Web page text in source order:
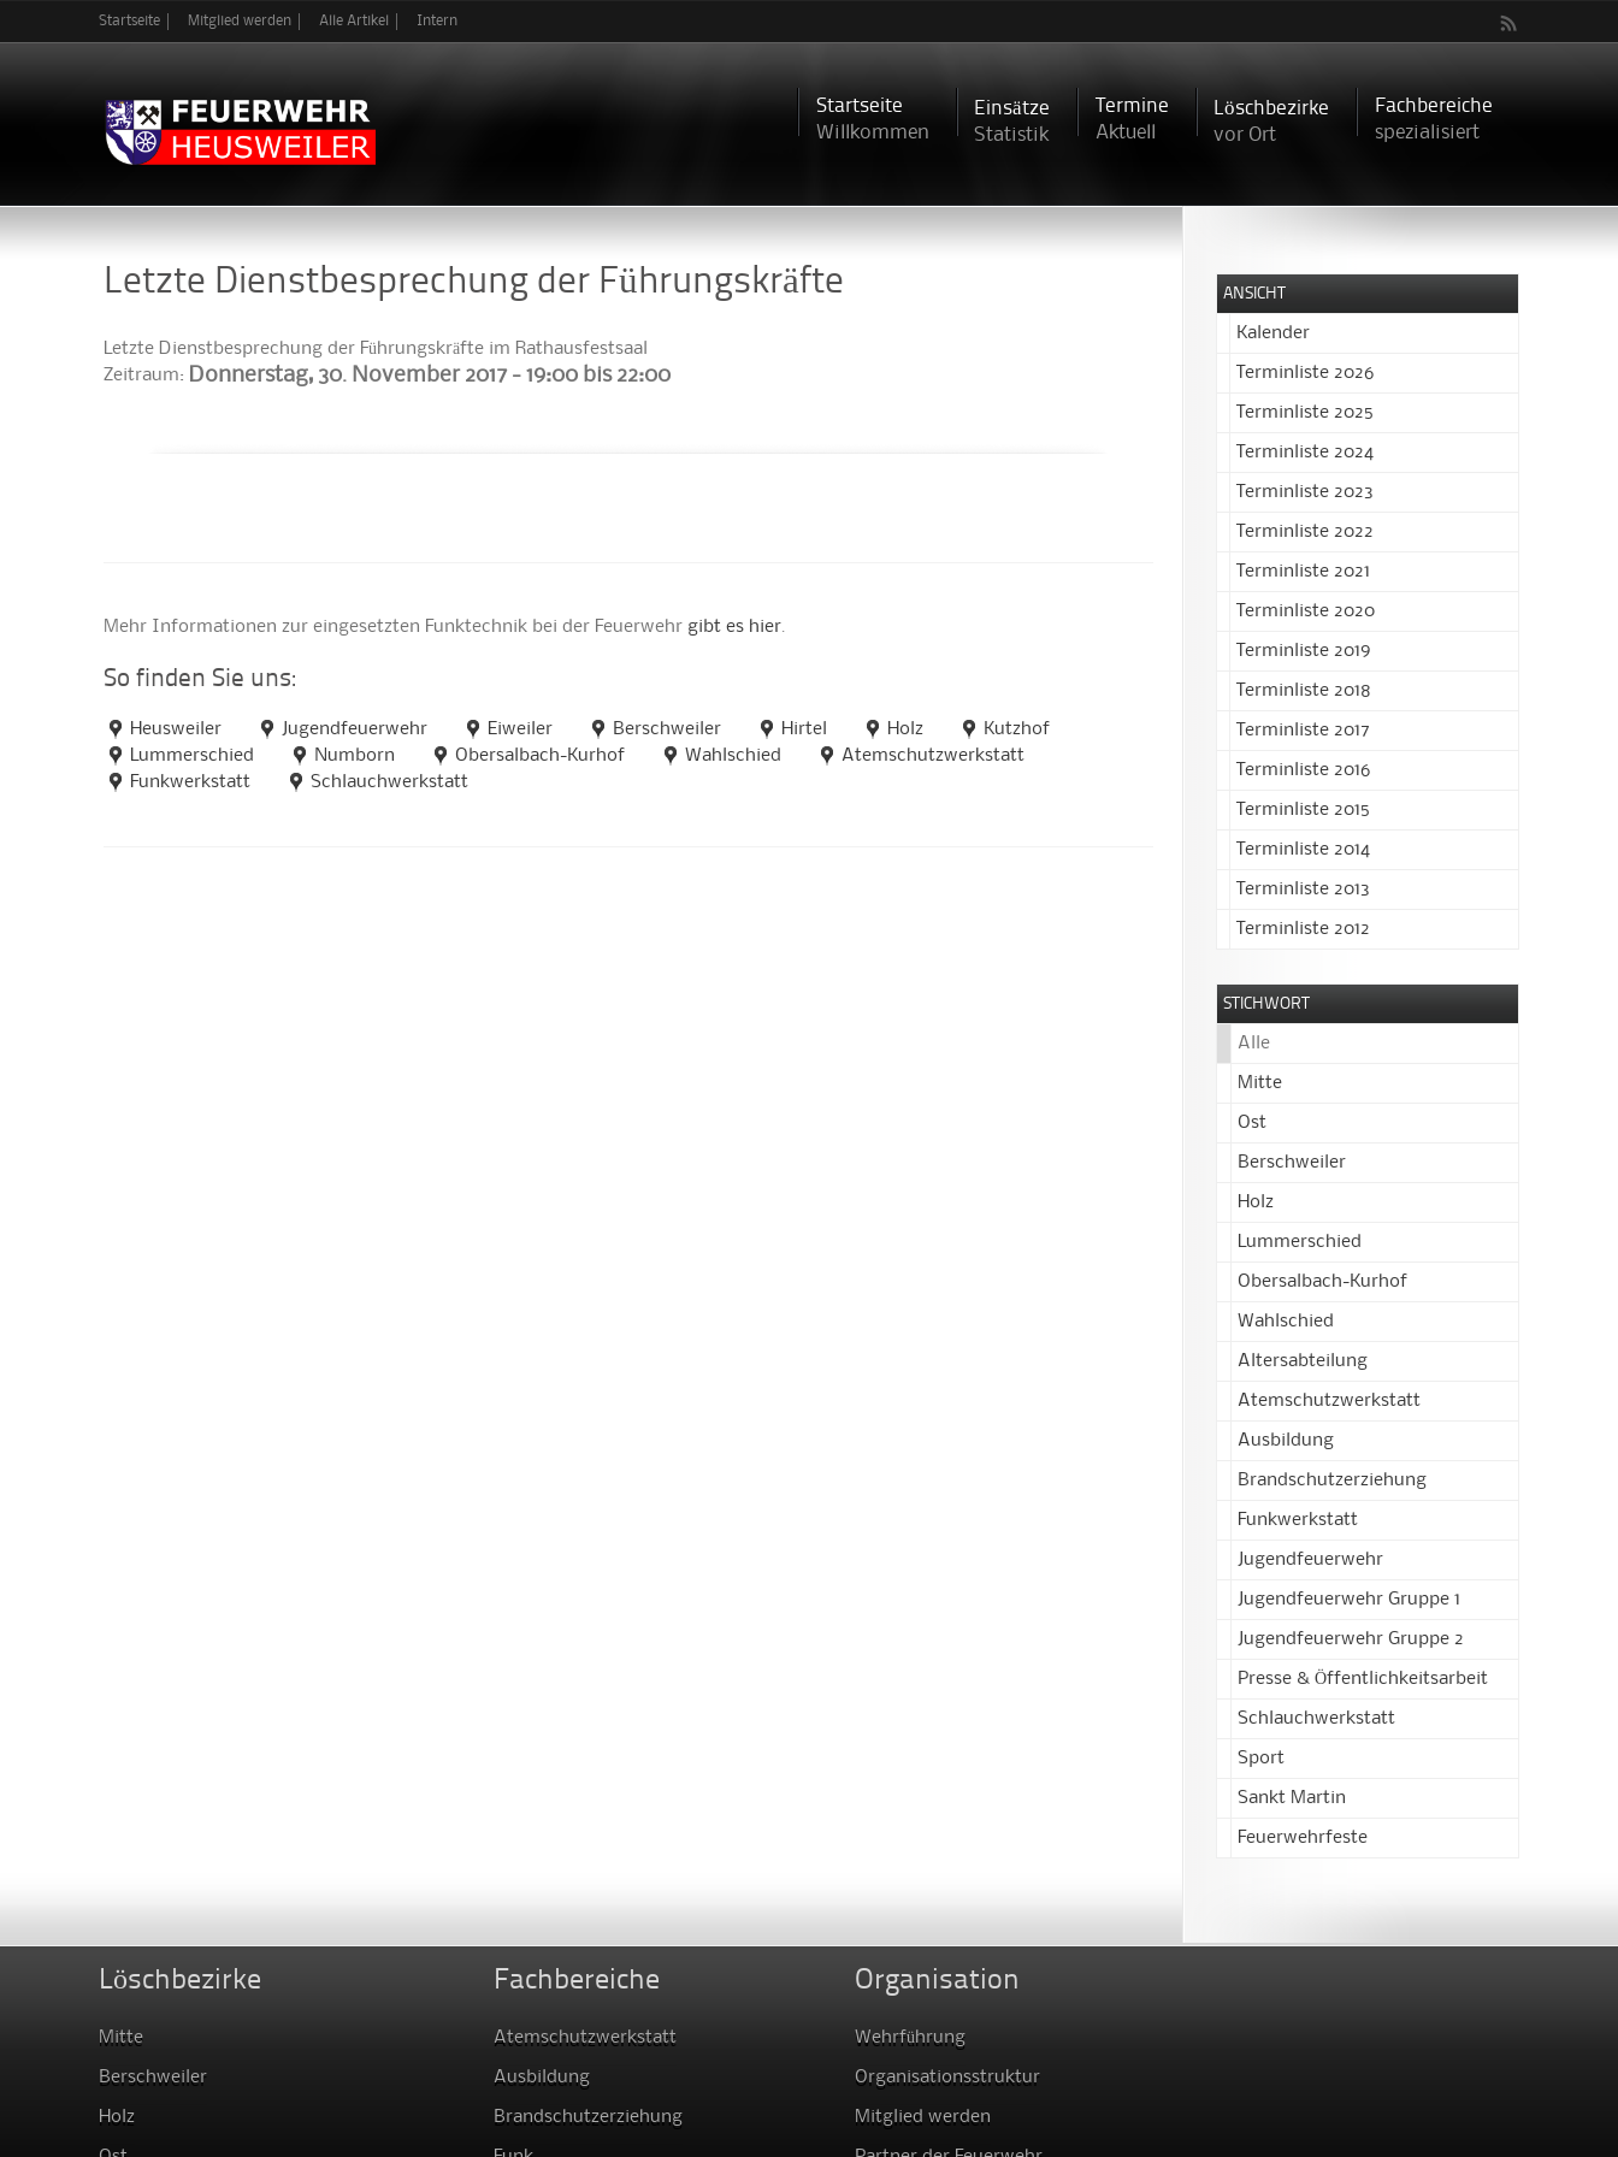
zum
Startseite Mitglied werden Alle Artikel Intern
Startseite
Willkommen
Einsätze
Statistik
Termine
Aktuell
Löschbezirke
vor Ort
Fachbereiche
spezialisiert
Letzte Dienstbesprechung der Führungskräfte
Letzte Dienstbesprechung der Führungskräfte im Rathausfestsaal
Zeitraum: Donnerstag, 30. November 2017 -19:00 bis 22:00
Mehr Informationen zur eingesetzten Funktechnik bei der Feuerwehr gibt es hier
So finden Sie uns:
Heusweiler Jugendfeuerwehr Eiweiler Berschweiler Hirtel Holz
Kutzhof
Lummerschied
Numborn Obersalbach-Kurhof Wahlschied
Atemschutzwerkstatt
Funkwerkstatt
Schlauchwerkstatt
ANSICHT
Kalender
Terminliste 2026
Terminliste 2025
Terminliste 2024
Terminliste 2023
Terminliste 2022
Terminliste 2021
Terminliste 2020
Terminliste 2019
Terminliste 2018
Terminliste 2017
Terminliste 2016
Terminliste 2015
Terminliste 2014
Terminliste 2013
Terminliste 2012
STICHWORT
Alle
Mitte
Ost
Berschweiler
Holz
Lummerschied
Obersalbach-Kurhof
Wahlschied
Altersabteilung
Atemschutzwerkstatt
Ausbildung
Brandschutzerziehung
Funkwerkstatt
Jugendfeuerwehr
Jugendfeuerwehr Gruppe 1
Jugendfeuerwehr Gruppe 2
Presse & Öffentlichkeitsarbeit
Schlauchwerkstatt
Sport
Sankt Martin
Feuerwehrfeste
Löschbezirke
Mitte
Berschweiler
Holz
Fachbereiche
Atemschutzwerkstatt
Ausbildung
Brandschutzerziehung
Organisation
Wehrführung
Organisationsstruktur
Mitglied werden